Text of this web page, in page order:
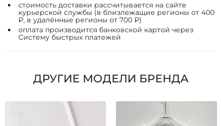
стоимость доставки рассчитывается на сайте
курьерской службы (в близлежащие регионы от 400
₽, в удалённые регионы от 700 ₽)
оплата производится банковской картой через
Систему быстрых платежей
ДРУГИЕ МОДЕЛИ БРЕНДА